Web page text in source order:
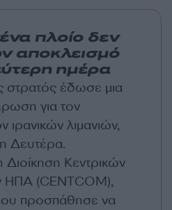
πλοίο δεν
αποκλεισμό
ημέρα
στρατός έδωσε μια
για τον
ιρανικών λιμανιών,
Δευτέρα.
Κεντρικών
(CENTCOM),
προσπάθησε να